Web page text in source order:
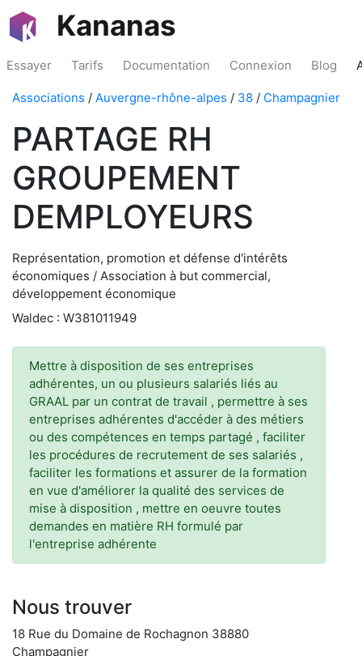
Kananas
Essayer Tarifs Documentation Connexion Blog
Associations / Auvergne-rhône-alpes / 38 / Champagnier
PARTAGE RH
GROUPEMENT
DEMPLOYEURS
Représentation, promotion et défense d'intérêts
économiques / Association à but commercial,
développement économique
Waldec : W381011949
Mettre à disposition de ses entreprises
adhérentes, un ou plusieurs salariés liés au
GRAAL par un contrat de travail , permettre à ses
entreprises adhérentes d'accéder à des métiers
ou des compétences en temps partagé , faciliter
les procédures de recrutement de ses salariés ,
faciliter les formations et assurer de la formation
en vue d'améliorer la qualité des services de
mise à disposition , mettre en oeuvre toutes
demandes en matière RH formulé par
l'entreprise adhérente
Nous trouver
18 Rue du Domaine de Rochagnon 38880
Champagnier